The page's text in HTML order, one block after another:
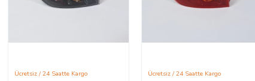
Ücretsiz / 24 Saatte Kargo Ücretsiz / 24 Saatte Kargo